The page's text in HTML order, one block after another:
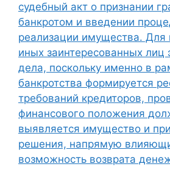
судебный акт о признании
банкротом и введении
реализации имущества. Для
иных заинтересованных лиц
дела, поскольку именно в
банкротства формируется
требований кредиторов,
финансового положения
выявляется имущество и
решения, напрямую
возможность возврата